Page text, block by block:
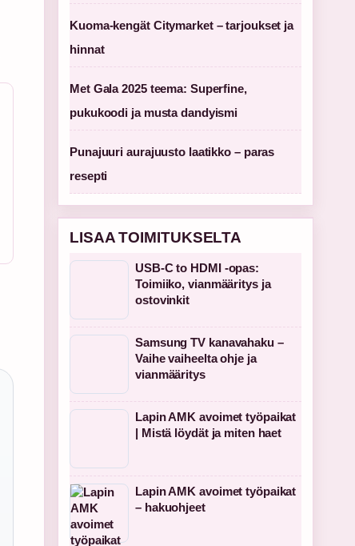
Kuoma-kengät Citymarket – tarjoukset ja
hinnat
Met Gala 2025 teema: Superfine,
pukukoodi ja musta dandyismi
Punajuuri aurajuusto laatikko – paras
resepti
LISAA TOIMITUKSELTA
USB-C to HDMI -opas:
Toimiiko, vianmääritys ja
ostovinkit
Samsung TV kanavahaku –
Vaihe vaiheelta ohje ja
vianmääritys
Lapin AMK avoimet työpaikat
| Mistä löydät ja miten haet
Lapin AMK avoimet työpaikat
– hakuohjeet